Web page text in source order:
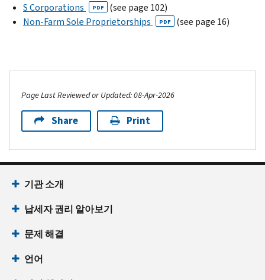
S Corporations
PDF
(see page 102)
Non-Farm Sole Proprietorships
PDF (see page 16)
Page Last Reviewed or Updated: 08-Apr-2026
Share Print
기관 소개
납세자 권리 알아보기
문제 해결
언어